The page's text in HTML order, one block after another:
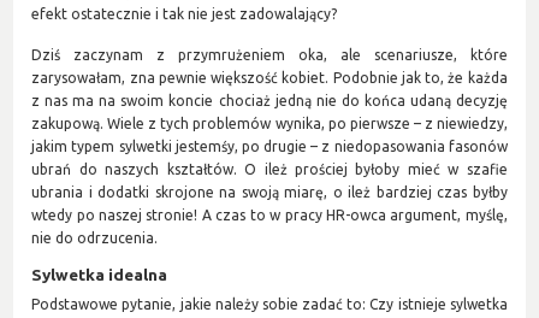
efekt ostatecznie i tak nie jest zadowalający?
Dziś zaczynam z przymrużeniem oka, ale scenariusze, które
zarysowałam, zna pewnie większość kobiet. Podobnie jak to, że każda
z nas ma na swoim koncie chociaż jedną nie do końca udaną decyzję
zakupową. Wiele z tych problemów wynika, po pierwsze – z niewiedzy,
jakim typem sylwetki jestemśy, po drugie – z niedopasowania fasonów
ubrań do naszych kształtów. O ileż prościej byłoby mieć w szafie
ubrania i dodatki skrojone na swoją miarę, o ileż bardziej czas byłby
wtedy po naszej stronie! A czas to w pracy HR-owca argument, myślę,
nie do odrzucenia.
Sylwetka idealna
Podstawowe pytanie, jakie należy sobie zadać to: Czy istnieje sylwetka